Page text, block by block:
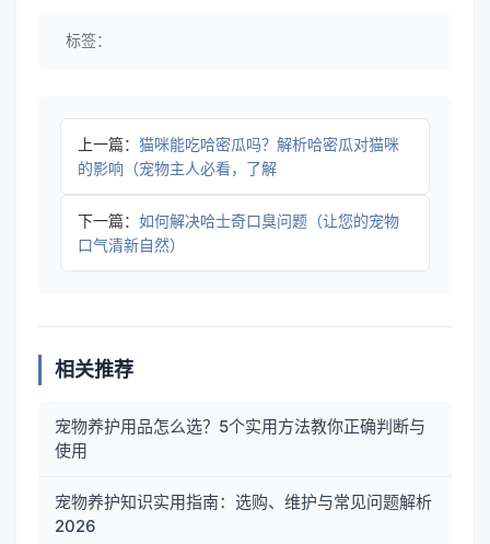
标签：
上一篇： 猫咪能吃哈密瓜吗？解析哈密瓜对猫咪
的影响（宠物主人必看，了解
下一篇： 如何解决哈士奇口臭问题（让您的宠物
口气清新自然）
相关推荐
宠物养护用品怎么选？5个实用方法教你正确判断与
使用
宠物养护知识实用指南：选购、维护与常见问题解析
2026